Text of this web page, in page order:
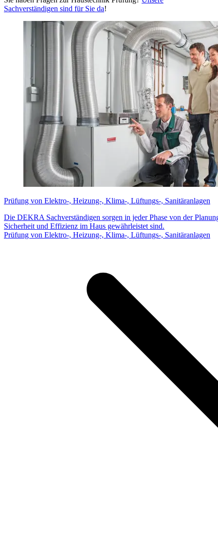
Sachverständigen sind für Sie da!
Prüfung von Elektro-, Heizung-, Klima-, Lüftungs-, Sanitäranlagen
Die DEKRA Sachverständigen sorgen in jeder Phase von der
Sicherheit und Effizienz im Haus gewährleistet sind.
Prüfung von Elektro-, Heizung-, Klima-, Lüftungs-, Sanitäranlagen